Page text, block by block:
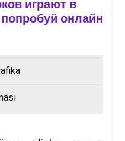
играют в
онлайн